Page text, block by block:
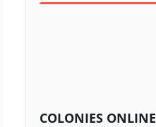
COLONIES ONLINE